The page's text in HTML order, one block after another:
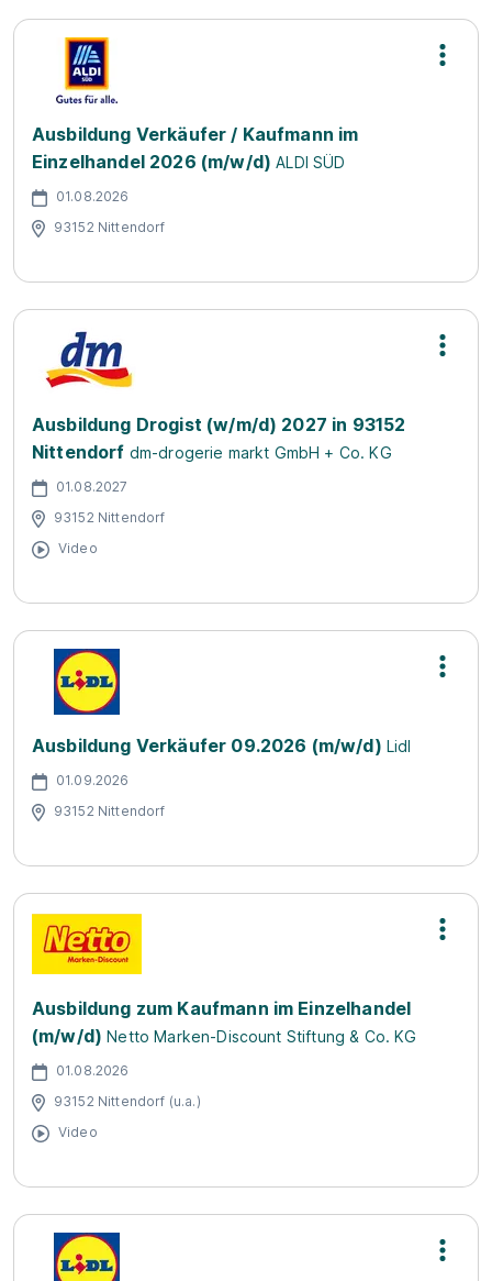
Ausbildung Verkäufer / Kaufmann im
Einzelhandel 2026 (m/w/d) ALDI SÜD
01.08.2026
93152 Nittendorf
Ausbildung Drogist (w/m/d) 2027 in 93152
Nittendorf dm-drogerie markt GmbH + Co. KG
01.08.2027
93152 Nittendorf
Video
Ausbildung Verkäufer 09.2026 (m/w/d) Lidl
01.09.2026
93152 Nittendorf
Ausbildung zum Kaufmann im Einzelhandel
(m/w/d) Netto Marken-Discount Stiftung & Co. KG
01.08.2026
93152 Nittendorf (u.a.)
Video